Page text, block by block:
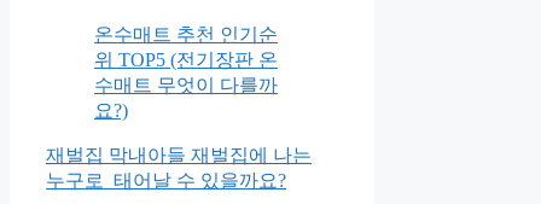
온수매트 추천 인기순
위 TOP5 (전기장판 온
수매트 무엇이 다를까
요?)
재벌집 막내아들 재벌집에 나는
누구로 태어날 수 있을까요?